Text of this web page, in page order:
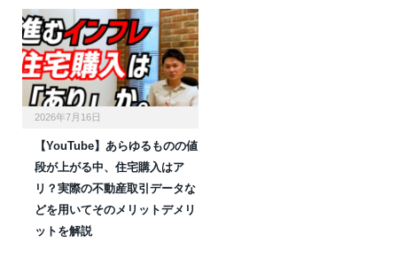
2026年7月16日
【YouTube】あらゆるものの値
段が上がる中、住宅購入はア
リ？実際の不動産取引データな
どを用いてそのメリットデメリ
ットを解説